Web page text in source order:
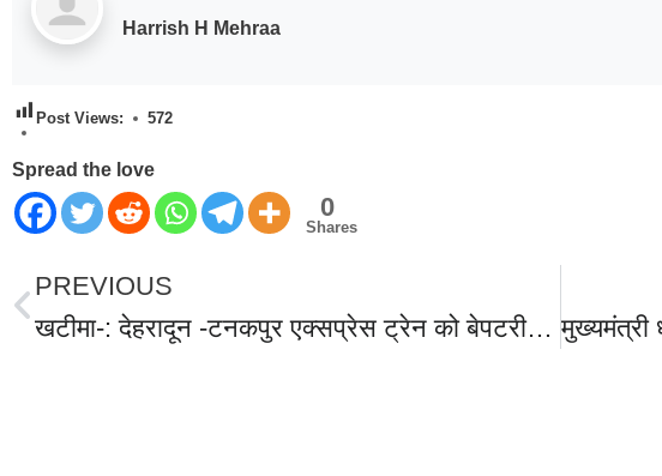
Harrish H Mehraa
Post Views: 572
Spread the love
0
Shares
PREVIOUS
खटीमा-: देहरादून -टनकपुर एक्सप्रेस ट्रेन को बेपटरी करने की साजिश हुई नाकाम,लोको पायलेट की सूझबूझ से बचा बड़ा हादसा ,पुलिस ने मुकदमा किया दर्ज।